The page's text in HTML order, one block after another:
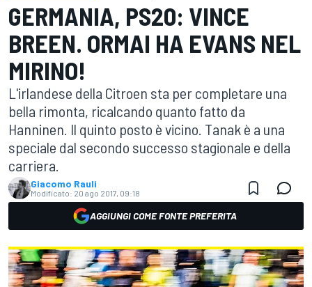
GERMANIA, PS20: VINCE
BREEN. ORMAI HA EVANS NEL
MIRINO!
L'irlandese della Citroen sta per completare una
bella rimonta, ricalcando quanto fatto da
Hanninen. Il quinto posto è vicino. Tanak è a una
speciale dal secondo successo stagionale e della
carriera.
Giacomo Rauli
Modificato: 20 ago 2017, 09:18
AGGIUNGI COME FONTE PREFERITA